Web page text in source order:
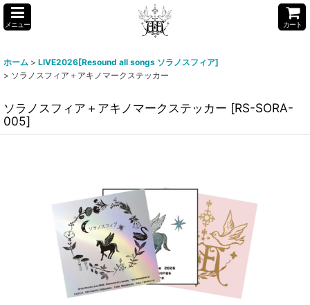
メニュー カート
ホーム > LIVE2026[Resound all songs ソラノスフィア]
> ソラノスフィア＋アキノマークステッカー
ソラノスフィア＋アキノマークステッカー [RS-SORA-
005]